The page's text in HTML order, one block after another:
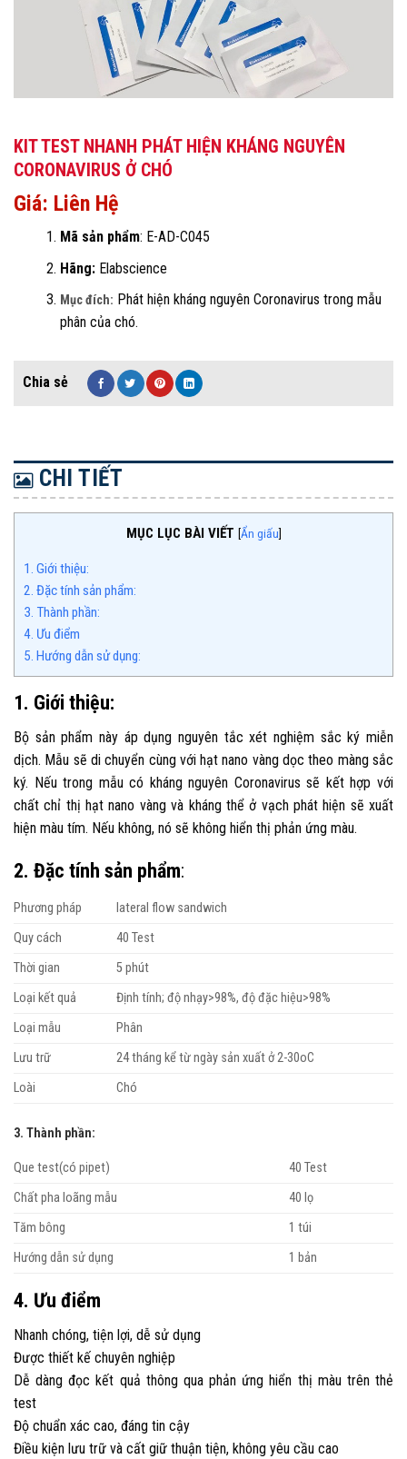
KIT TEST NHANH PHÁT HIỆN KHÁNG NGUYÊN
CORONAVIRUS Ở CHÓ
Giá: Liên Hệ
Mã sản phẩm: E-AD-C045
Hãng: Elabscience
Mục đích: Phát hiện kháng nguyên Coronavirus trong mẫu
phân của chó.
CHI TIẾT
MỤC LỤC BÀI VIẾT [Ẩn giấu]
1. Giới thiệu:
2. Đặc tính sản phẩm:
3. Thành phần:
4. Ưu điểm
5. Hướng dẫn sử dụng:
1. Giới thiệu:
Bộ sản phẩm này áp dụng nguyên tắc xét nghiệm sắc ký miễn
dịch. Mẫu sẽ di chuyển cùng với hạt nano vàng dọc theo màng sắc
ký. Nếu trong mẫu có kháng nguyên Coronavirussẽ kết hợp với
chất chỉ thị hạt nano vàng và kháng thể ở vạch phát hiện sẽ xuất
hiện màu tím. Nếu không, nó sẽ không hiển thị phản ứng màu.
2. Đặc tính sản phẩm:
Phương pháp lateral flow sandwich
Quy cách
40 Test
Thời gian
5 phút
Loại kết quả
Định tính; độ nhạy>98%, độ đặc hiệu>98%
Loại mẫu
Phân
Lưu trữ
24 tháng kể từ ngày sản xuất ở 2-30oC
Loài
Chó
3. Thành phần:
Que test(có pipet)
40 Test
Chất pha loãng mẫu
40 lọ
Tăm bông
1 túi
Hướng dẫn sử dụng
1 bản
4. Ưu điểm
Nhanh chóng, tiện lợi, dễ sử dụng
Được thiết kế chuyên nghiệp
Dễ dàng đọc kết quả thông qua phản ứng hiển thị màu trên thẻ
test
Độ chuẩn xác cao, đáng tin cậy
Điều kiện lưu trữ và cất giữ thuận tiện, không yêu cầu cao